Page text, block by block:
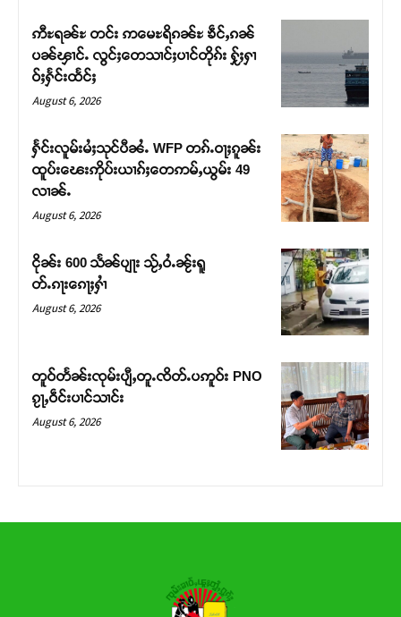
Donate Now
ဢီႊရၼ်ႊ တင်း ဢမေႊရိၵၼ်ႊ ၶဵင်ႇၵၼ်
ပၼ်ၾၢင်ႉ လွင်ႈတေသၢင်ႈပၢင်တိုၵ်း ႁႂ်ႈႁၢ
ဝ်ႈႁႅင်းထႅင်ႈ
August 6, 2026
ႁႅင်းလူမ်းမႆႈသုင်ပီၼႆႉ WFP တၵ်ႉဝႃႈၵူၼ်း
ထူပ်းၽေးဢိုပ်းယၢၵ်ႈတေဢမ်ႇယွမ်း 49
လၢၼ်ႉ
August 6, 2026
ငိုၼ်း 600 သႅၼ်ပျႃး သႂ်ႇဝႆႉၼႂ်းရူ
တ်ႉၵႃးၵေႃႈႁၢႆ
August 6, 2026
တူဝ်တႅၼ်းၸုမ်းပျီႇတူႉၸိတ်ႉပဢူဝ်း PNO
ၵႂႃႇဝဵင်းပၢင်သၢင်း
August 6, 2026